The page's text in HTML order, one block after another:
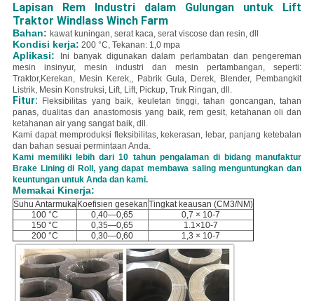
Lapisan Rem Industri dalam Gulungan untuk Lift
Traktor Windlass Winch Farm
Bahan: kawat kuningan, serat kaca, serat viscose dan resin, dll
Kondisi kerja: 200 °C, Tekanan: 1,0 mpa
Aplikasi:
Ini banyak digunakan dalam perlambatan dan pengereman
mesin insinyur, mesin industri dan mesin pertambangan, seperti:
Traktor,Kerekan, Mesin Kerek,, Pabrik Gula, Derek, Blender, Pembangkit
Listrik, Mesin Konstruksi, Lift, Lift, Pickup, Truk Ringan, dll.
Fitur:
Fleksibilitas yang baik, keuletan tinggi, tahan goncangan, tahan
panas, dualitas dan anastomosis yang baik, rem gesit, ketahanan oli dan
ketahanan air yang sangat baik, dll.
Kami dapat memproduksi fleksibilitas, kekerasan, lebar, panjang ketebalan
dan bahan sesuai permintaan Anda.
Kami memiliki lebih dari 10 tahun pengalaman di bidang manufaktur
Brake Lining di Roll, yang dapat membawa saling menguntungkan dan
keuntungan untuk Anda dan kami.
Memakai Kinerja:
Suhu Antarmuka Koefisien gesekanTingkat keausan (CM3/NM)
100 °C
0,40—0,65
0,7 × 10-7
150 °C
0,35—0,65
1.1×10-7
200 °C
0,30—0,60 1,3 × 10-7